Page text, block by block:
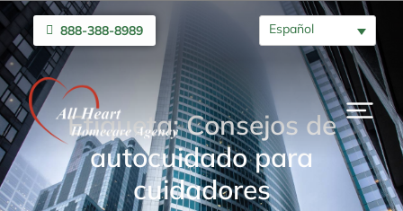
888-388-8989 Español
Etiqueta: Consejos de
autocuidado para
cuidadores